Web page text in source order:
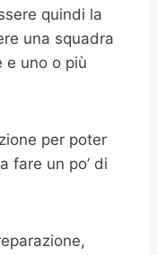
quindi la
una squadra
e uno o più
per poter
fare un po’ di